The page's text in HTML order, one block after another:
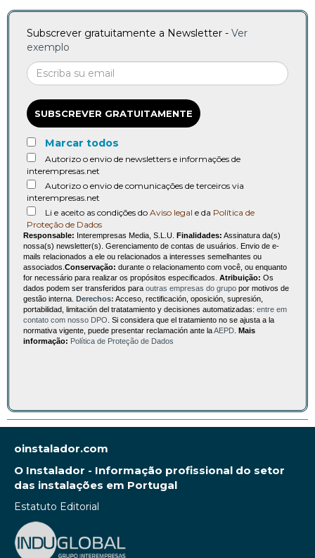
Subscrever gratuitamente a Newsletter - Ver
exemplo
SUBSCREVER GRATUITAMENTE
Marcar todos
Autorizo o envio de newsletters e informações de
interempresas.net
Autorizo o envio de comunicações de terceiros via
interempresas.net
Li e aceito as condições do Aviso legal e da Política de
Proteção de Dados
Responsable: Interempresas Media, S.L.U. Finalidades: Assinatura da(s)
nossa(s) newsletter(s). Gerenciamento de contas de usuários. Envio de e-
mails relacionados a ele ou relacionados a interesses semelhantes ou
associados. Conservação: durante o relacionamento com você, ou enquanto
for necessário para realizar os propósitos especificados. Atribuição: Os
dados podem ser transferidos para outras empresas do grupo por motivos de
gestão interna. Derechos: Acceso, rectificación, oposición, supresión,
portabilidad, limitación del tratatamiento y decisiones automatizadas: entre em
contato com nosso DPO . Si considera que el tratamiento no se ajusta a la
normativa vigente, puede presentar reclamación ante laAEPD Mais
informação: Política de Proteção de Dados
oinstalador.com
O Instalador - Informação profissional do setor
das instalações em Portugal
Estatuto Editorial